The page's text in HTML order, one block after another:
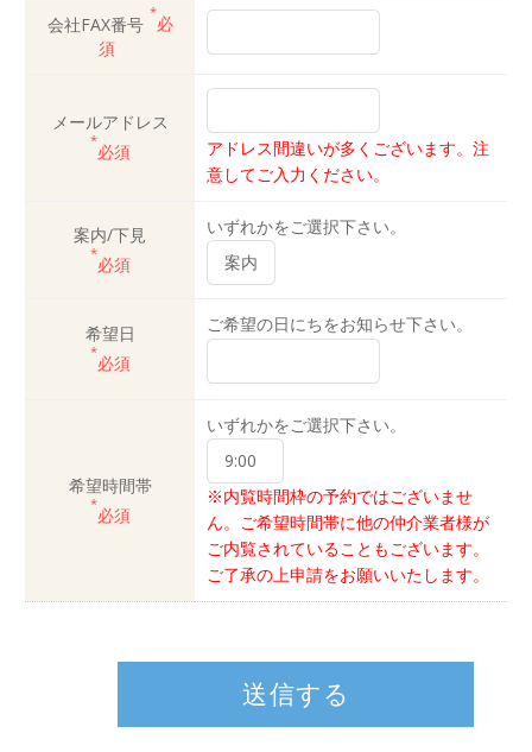
会社FAX番号
*
必
須
メールアドレス
*
必須
アドレス間違いが多くございます。注
意してご入力ください。
案内/下見
*
必須
いずれかをご選択下さい。
希望日
*
必須
ご希望の日にちをお知らせ下さい。
希望時間帯
*
必須
いずれかをご選択下さい。
※内覧時間枠の予約ではございませ
ん。ご希望時間帯に他の仲介業者様が
ご内覧されていることもございます。
ご了承の上申請をお願いいたします。